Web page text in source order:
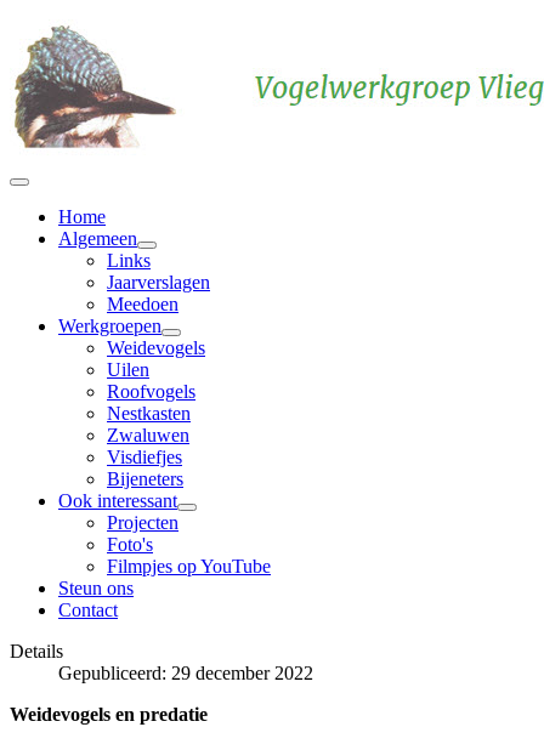
Home
Algemeen
Links
Jaarverslagen
Meedoen
Werkgroepen
Weidevogels
Uilen
Roofvogels
Nestkasten
Zwaluwen
Visdiefjes
Bijeneters
Ook interessant
Projecten
Foto's
Filmpjes op YouTube
Steun ons
Contact
Details
Gepubliceerd: 29 december 2022
Weidevogels en predatie